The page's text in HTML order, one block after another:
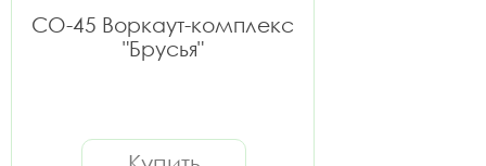
СО-45 Воркаут-комплекс
"Брусья"